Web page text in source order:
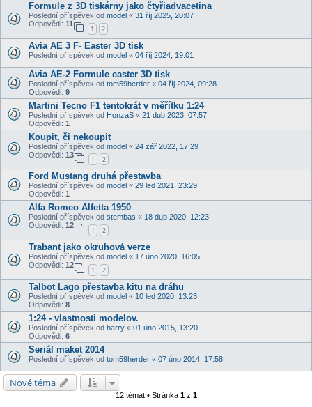
Formule z 3D tiskárny jako čtyřiadvacetina
Poslední příspěvek od model « 31 říj 2025, 20:07
Odpovědi: 11
1 2
Avia AE 3 F- Easter 3D tisk
Poslední příspěvek od model « 04 říj 2024, 19:01
Avia AE-2 Formule easter 3D tisk
Poslední příspěvek od tom59herder « 04 říj 2024, 09:28
Odpovědi: 9
Martini Tecno F1 tentokrát v měřítku 1:24
Poslední příspěvek od HonzaS « 21 dub 2023, 07:57
Odpovědi: 1
Koupit, či nekoupit
Poslední příspěvek od model « 24 zář 2022, 17:29
Odpovědi: 13
1 2
Ford Mustang druhá přestavba
Poslední příspěvek od model « 29 led 2021, 23:29
Odpovědi: 1
Alfa Romeo Alfetta 1950
Poslední příspěvek od stembas « 18 dub 2020, 12:23
Odpovědi: 12
1 2
Trabant jako okruhová verze
Poslední příspěvek od model « 17 úno 2020, 16:05
Odpovědi: 12
1 2
Talbot Lago přestavba kitu na dráhu
Poslední příspěvek od model « 10 led 2020, 13:23
Odpovědi: 8
1:24 - vlastnosti modelov.
Poslední příspěvek od harry « 01 úno 2015, 13:20
Odpovědi: 6
Seriál maket 2014
Poslední příspěvek od tom59herder « 07 úno 2014, 17:58
Nové téma
12 témat • Stránka 1z 1